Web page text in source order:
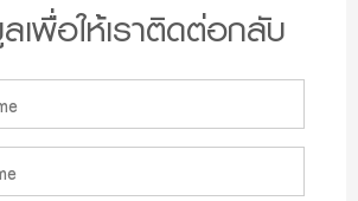
เพื่อให้เราติดต่อกลับ